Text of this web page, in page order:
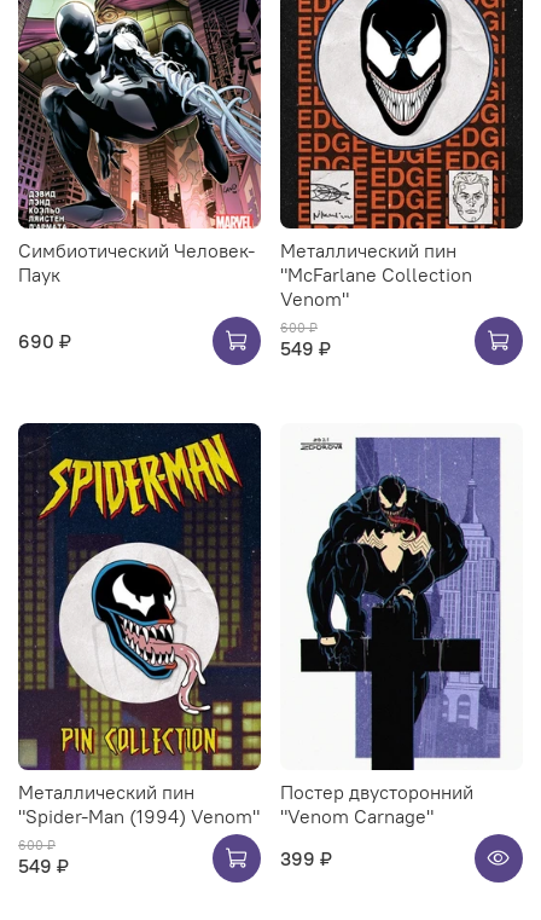
Симбиотический Человек-
Паук
690 ₽
Металлический пин
"McFarlane Collection
Venom"
600 ₽
549 ₽
Металлический пин
"Spider-Man (1994) Venom"
600 ₽
549 ₽
Постер двусторонний
"Venom Carnage"
399 ₽